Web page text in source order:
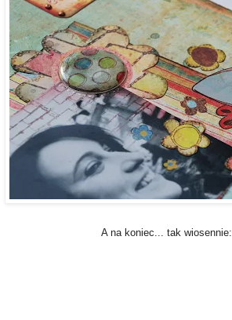
A na koniec... tak wiosennie: